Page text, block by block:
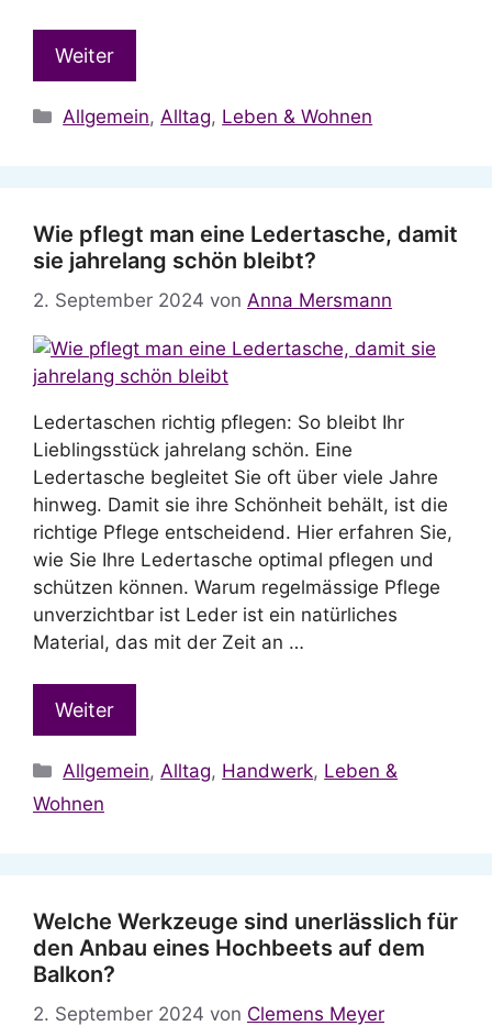
Weiter
Kategorien
Allgemein,Alltag, Leben & Wohnen
Wie pflegt man eine Ledertasche, damit
sie jahrelang schön bleibt?
2. September 2024 von Anna Mersmann
Ledertaschen richtig pflegen: So bleibt Ihr
Lieblingsstück jahrelang schön. Eine
Ledertasche begleitet Sie oft über viele Jahre
hinweg. Damit sie ihre Schönheit behält, ist die
richtige Pflege entscheidend. Hier erfahren Sie,
wie Sie Ihre Ledertasche optimal pflegen und
schützen können. Warum regelmässige Pflege
unverzichtbar ist Leder ist ein natürliches
Material, das mit der Zeit an …
Weiter
Kategorien
Allgemein,Alltag, Handwerk, Leben &
Wohnen
Welche Werkzeuge sind unerlässlich für
den Anbau eines Hochbeets auf dem
Balkon?
2. September 2024 von Clemens Meyer